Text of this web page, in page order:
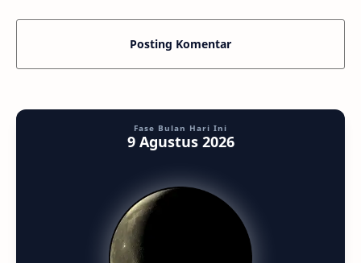
Posting Komentar
Fase Bulan Hari Ini
9 Agustus 2026